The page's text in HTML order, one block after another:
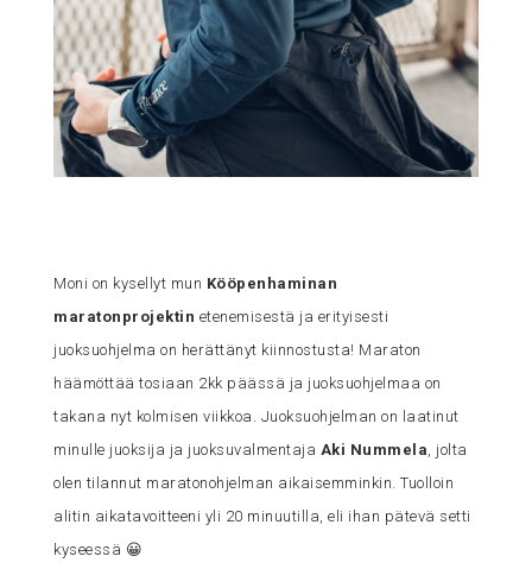
Moni on kysellyt mun Kööpenhaminan
maratonprojektin etenemisestä ja erityisesti
juoksuohjelma on herättänyt kiinnostusta! Maraton
häämöttää tosiaan 2kk päässä ja juoksuohjelmaa on
takana nyt kolmisen viikkoa. Juoksuohjelman on laatinut
minulle juoksija ja juoksuvalmentaja Aki Nummela , jolta
olen tilannut maratonohjelman aikaisemminkin. Tuolloin
alitin aikatavoitteeni yli 20 minuutilla, eli ihan pätevä setti
kyseessä 😀